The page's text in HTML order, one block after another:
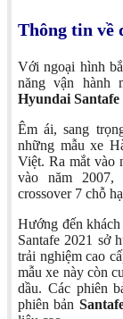
Thông tin về
Với ngoại hình
năng vận hành
Hyundai Santafe
Êm ái, sang
những mẫu xe
Việt. Ra mắt vào
vào năm 2007,
crossover 7 chỗ
Hướng đến
Santafe 2021 sở
trải nghiệm cao
mẫu xe này còn
dầu. Các phiên
phiên bản